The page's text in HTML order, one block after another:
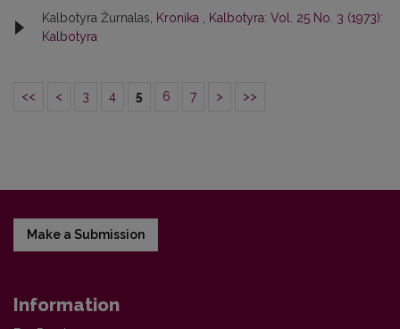
Kalbotyra Žurnalas, Kronika
Kalbotyra: Vol. 25 No. 3 (1973):
Kalbotyra
<< < 3 4 5 6 7 > >>
Make a Submission
Information